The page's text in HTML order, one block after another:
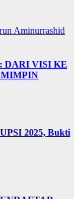
Aminurrashid
DARI VISI KE
2025, Bukti